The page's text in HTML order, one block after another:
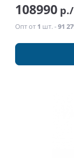
108990
Опт от 1 шт. -91